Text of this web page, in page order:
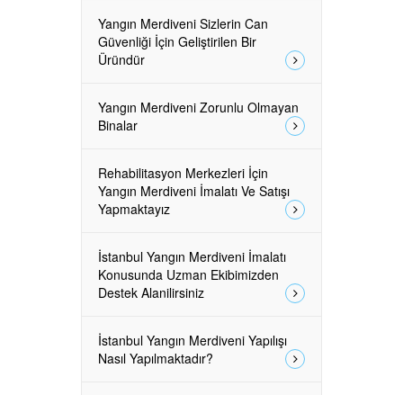
Yangın Merdiveni Sizlerin Can
Güvenliği İçin Geliştirilen Bir
Üründür
Yangın Merdiveni Zorunlu Olmayan
Binalar
Rehabilitasyon Merkezleri İçin
Yangın Merdiveni İmalatı Ve Satışı
Yapmaktayız
İstanbul Yangın Merdiveni İmalatı
Konusunda Uzman Ekibimizden
Destek Alanilirsiniz
İstanbul Yangın Merdiveni Yapılışı
Nasıl Yapılmaktadır?